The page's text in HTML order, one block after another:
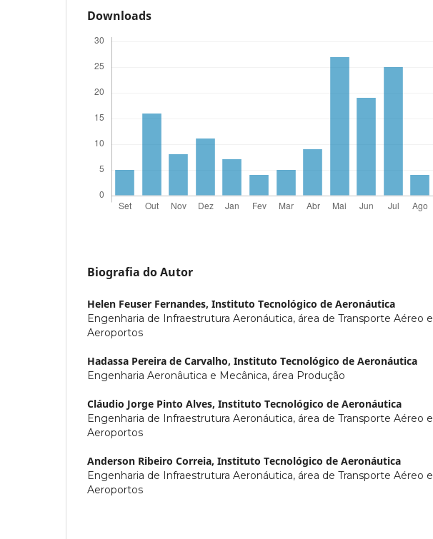
Downloads
Biografia do Autor
Helen Feuser Fernandes, Instituto Tecnológico de Aeronáutica
Engenharia de Infraestrutura Aeronáutica, área de Transporte Aéreo e
Aeroportos
Hadassa Pereira de Carvalho, Instituto Tecnológico de Aeronáutica
Engenharia Aeronâutica e Mecânica, área Produção
Cláudio Jorge Pinto Alves, Instituto Tecnológico de Aeronáutica
Engenharia de Infraestrutura Aeronáutica, área de Transporte Aéreo e
Aeroportos
Anderson Ribeiro Correia, Instituto Tecnológico de Aeronáutica
Engenharia de Infraestrutura Aeronáutica, área de Transporte Aéreo e
Aeroportos